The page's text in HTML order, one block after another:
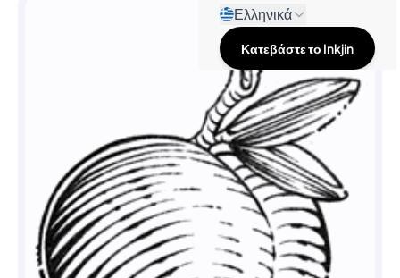
Ελληνικά
Κατεβάστε το Inkjin